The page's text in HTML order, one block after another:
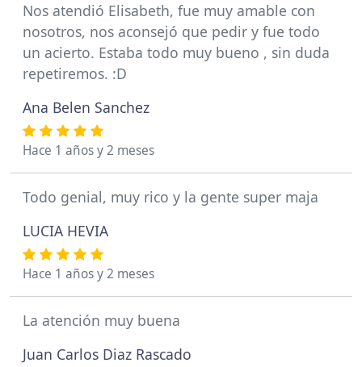
Nos atendió Elisabeth, fue muy amable con
nosotros, nos aconsejó que pedir y fue todo
un acierto. Estaba todo muy bueno , sin duda
repetiremos. :D
Ana Belen Sanchez
Hace 1 años y 2 meses
Todo genial, muy rico y la gente super maja
LUCIA HEVIA
Hace 1 años y 2 meses
La atención muy buena
Juan Carlos Diaz Rascado